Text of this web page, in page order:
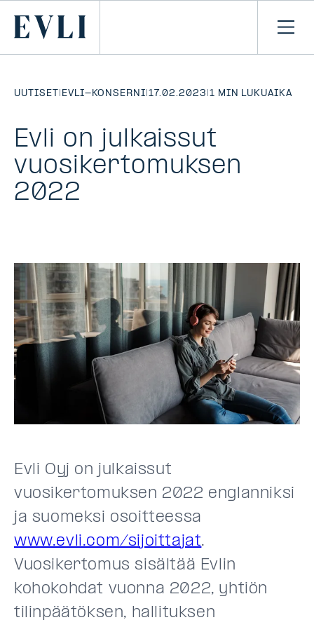
Primary
Avaa
UUTISET | EVLI-KONSERNI|17.02.2023 |1 MIN LUKUAIKA
Evli on julkaissut
vuosikertomuksen
2022
Evli Oyj on julkaissut
vuosikertomuksen 2022 englanniksi
ja suomeksi osoitteessa
www.evli.com/sijoittajat.
Vuosikertomus sisältää Evlin
kohokohdat vuonna 2022, yhtiön
tilinpäätöksen, hallituksen